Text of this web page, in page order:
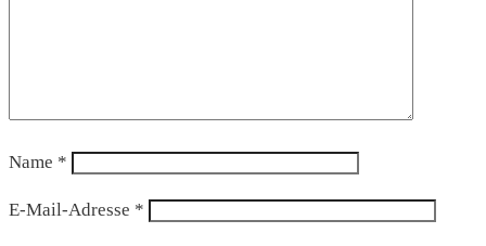
Name *
E-Mail-Adresse *